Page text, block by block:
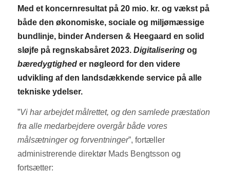
Med et koncernresultat på 20 mio. kr. og vækst på
både den økonomiske, sociale og miljømæssige
bundlinje, binder Andersen & Heegaard en solid
sløjfe på regnskabsåret 2023. Digitaliseringog
bæredygtigheder nøgleord for den videre
udvikling af den landsdækkende service på alle
tekniske ydelser.
”Vi har arbejdet målrettet, og den samlede præstation
fra alle medarbejdere overgår både vores
målsætninger og forventninger”, fortæller
administrerende direktør Mads Bengtsson og
fortsætter: